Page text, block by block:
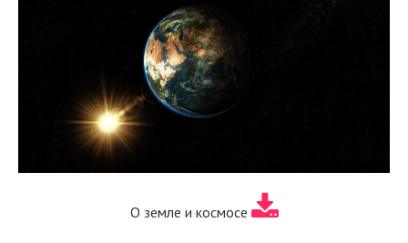
О земле и космосе